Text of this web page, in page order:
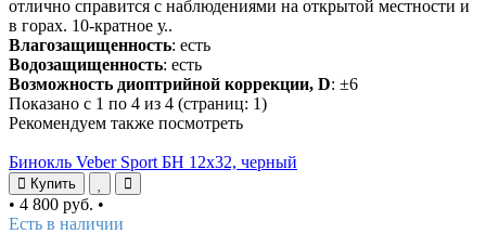
отлично справится с наблюдениями на открытой местности и
в горах. 10-кратное у..
Влагозащищенность: есть
Водозащищенность: есть
Возможность диоптрийной коррекции, D: ±6
Показано с 1 по 4 из 4 (страниц: 1)
Рекомендуем также посмотреть
Бинокль Veber Sport БН 12х32, черный
Купить
• 4 800 руб. •
Есть в наличии